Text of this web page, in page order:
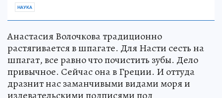
НАУКА
Анастасия Волочкова традиционно
растягивается в шпагате. Для Насти сесть на
шпагат, все равно что почистить зубы. Дело
привычное. Сейчас она в Греции. И оттуда
дразнит нас заманчивыми видами моря и
издевательскими подписями под